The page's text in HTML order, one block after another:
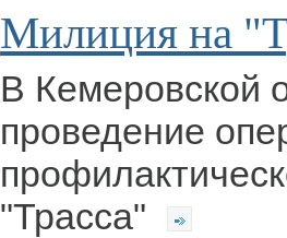
Милиция на
В Кемеровской
проведение
"Трасса"